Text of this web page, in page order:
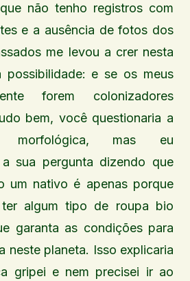
não tenho registros com
e a ausência de fotos dos
me levou a crer nesta
possibilidade: e se os meus
forem colonizadores
bem, você questionaria a
morfológica, mas eu
sua pergunta dizendo que
um nativo é apenas porque
algum tipo de roupa bio
garanta as condições para
neste planeta. Isso explicaria
gripei e nem precisei ir ao